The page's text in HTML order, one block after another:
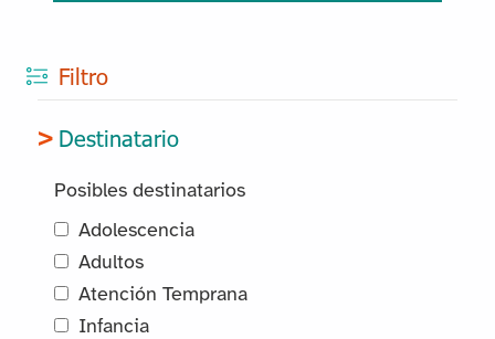
Filtro
Destinatario
Posibles destinatarios
Adolescencia
Adultos
Atención Temprana
Infancia